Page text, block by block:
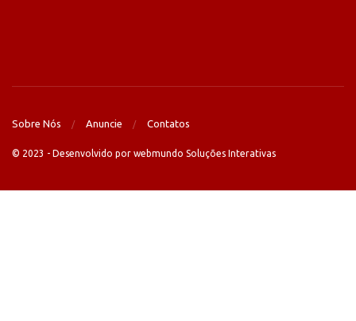
Sobre Nós Anuncie Contatos
© 2023 - Desenvolvido por webmundo Soluções Interativas